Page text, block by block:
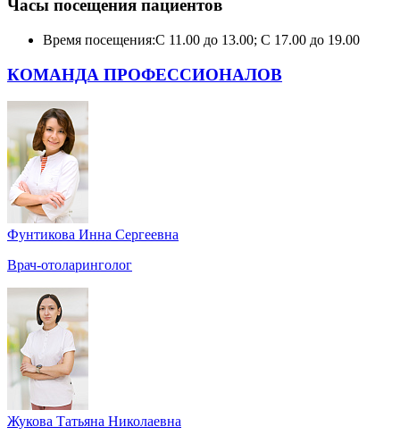
Часы посещения пациентов
Время посещения:С 11.00 до 13.00; С 17.00 до 19.00
КОМАНДА ПРОФЕССИОНАЛОВ
Фунтикова Инна Сергеевна
Врач-отоларинголог
Жукова Татьяна Николаевна